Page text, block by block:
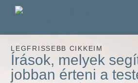
LEGFRISSEBB CIKKEIM
Írások, melyek
jobban érteni a